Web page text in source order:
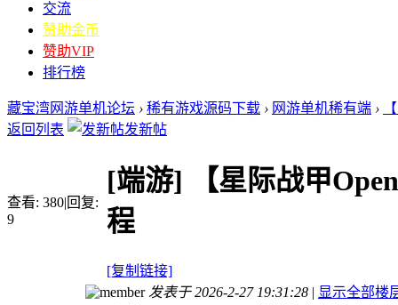
交流
赞助金币
赞助VIP
排行榜
藏宝湾网游单机论坛 › 稀有游戏源码下载 › 网游单机稀有端 ›
返回列表
发新帖
查看: 380|回复:
9
[端游]
【星际战甲
程
[复制链接]
发表于 2026-2-27 19:31:28 | 显示全部楼